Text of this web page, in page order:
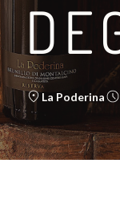
La Poderina